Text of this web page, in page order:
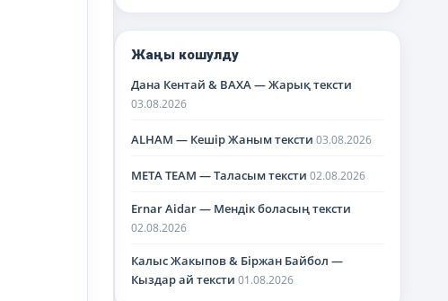
Жаңы кошулду
Дана Кентай & BAXA — Жарық тексти
03.08.2026
ALHAM — Кешір Жаным тексти 03.08.2026
META TEAM — Таласым тексти 02.08.2026
Ernar Aidar — Мендік боласың тексти
02.08.2026
Калыс Жакыпов & Біржан Байбол —
Кыздар ай тексти 01.08.2026